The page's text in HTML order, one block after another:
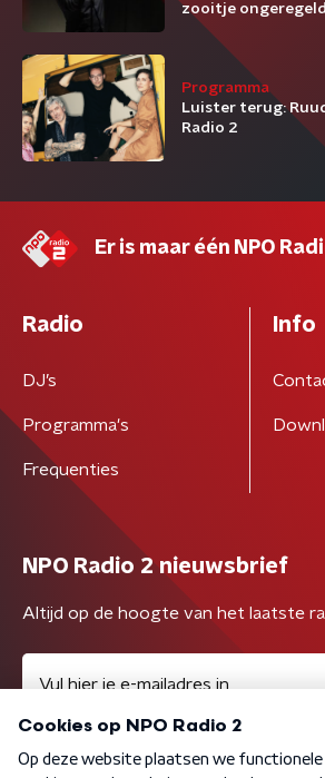
zooitje
Programma
Luister terug:
Radio 2
Er is maar één NPO
Radio
DJ’s
Programma's
Frequenties
Info
NPO Radio 2 nieuwsbrief
Altijd op de hoogte van het laatste